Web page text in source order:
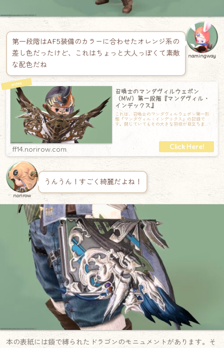
第一段階はAF5装備のカラーに合わせたオレンジ系の
差し色だったけど、これはちょっと大人っぽくて素敵
な配色だね
namingway
召喚士のマンダヴィルウェポン
（MW）第一段階『マンダヴィル・
インデックス』
これは、召喚士のマンダヴィルウェポン第一形
態『マンダヴィル・インデックス』の記録で
す。閉じていてもその大きな羽根が目立ちま
ff14.norirow.com
norirow
うんうん！すごく綺麗だよね！
本の表紙には鎖で縛られたドラゴンのモニュメントがあります。そ